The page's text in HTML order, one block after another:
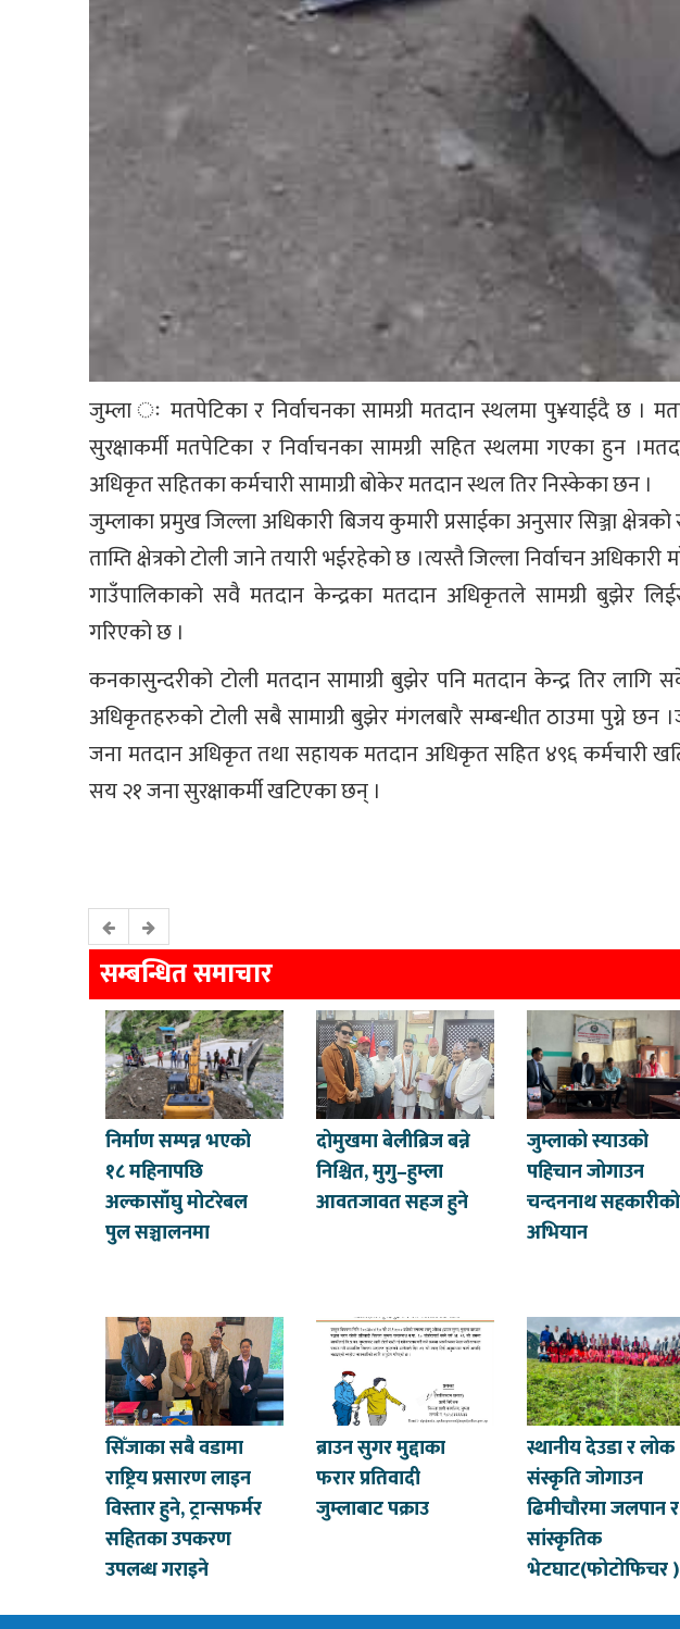
जुम्ला ः मतपेटिका र निर्वाचनका सामग्री मतदान स्थलमा पु¥याईदै छ ।
सुरक्षाकर्मी मतपेटिका र निर्वाचनका सामग्री सहित स्थलमा गएका हुन
अधिकृत सहितका कर्मचारी सामाग्री बोकेर मतदान स्थल तिर निस्केका छन ।
जुम्लाका प्रमुख जिल्ला अधिकारी बिजय कुमारी प्रसाईका अनुसार सिञ्जा
ताम्ति क्षेत्रको टोली जाने तयारी भईरहेको छ ।त्यस्तै जिल्ला निर्वाचन
गाउँपालिकाको सवै मतदान केन्द्रका मतदान अधिकृतले सामग्री बुझेर
गरिएको छ ।
कनकासुन्दरीको टोली मतदान सामाग्री बुझेर पनि मतदान केन्द्र तिर
अधिकृतहरुको टोली सबै सामाग्री बुझेर मंगलबारै सम्बन्धीत ठाउमा पुग्ने छन
जना मतदान अधिकृत तथा सहायक मतदान अधिकृत सहित ४९६ कर्मचारी
सय २१ जना सुरक्षाकर्मी खटिएका छन् ।
सम्बन्धित समाचार
निर्माण सम्पन्न भएको
१८ महिनापछि
अल्कासाँघु मोटरेबल
पुल सञ्चालनमा
दोमुखमा बेलीब्रिज बन्ने
निश्चित, मुगु–हुम्ला
आवतजावत सहज हुने
जुम्लाको स्याउको
पहिचान जोगाउन
चन्दननाथ सहकारीको
अभियान
सिँजाका सबै वडामा
राष्ट्रिय प्रसारण लाइन
विस्तार हुने, ट्रान्सफर्मर
सहितका उपकरण
उपलब्ध गराइने
ब्राउन सुगर मुद्दाका
फरार प्रतिवादी
जुम्लाबाट पक्राउ
स्थानीय देउडा र लोक
संस्कृति जोगाउन
ढिमीचौरमा जलपान र
सांस्कृतिक
भेटघाट(फोटोफिचर )